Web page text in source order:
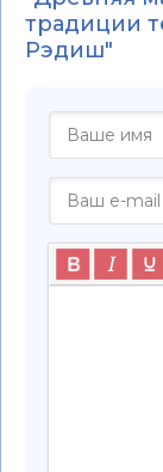
традиции
Рэдиш"